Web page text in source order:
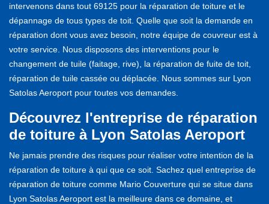
intervenons dans tout 69125 pour la réparation de toiture et le
dépannage de tous types de toit. Quelle que soit la demande en
réparation dont vous avez besoin, notre équipe de couvreur est à
votre service. Nous disposons des interventions pour le
changement de tuile (faitage, rive), la réparation de fuite de toit,
réparation de tuile cassée ou déplacée. Nous sommes sur Lyon
Satolas Aeroport pour toutes vos demandes.
Découvrez l'entreprise de réparation
de toiture à Lyon Satolas Aeroport
Ne jamais prendre des risques pour réaliser votre intention de la
réparation de toiture à qui que ce soit. Sachez quel entreprise de
réparation de toiture comme Mario Couverture qui se situe dans
Lyon Satolas Aeroport est la meilleure dans ce domaine, et